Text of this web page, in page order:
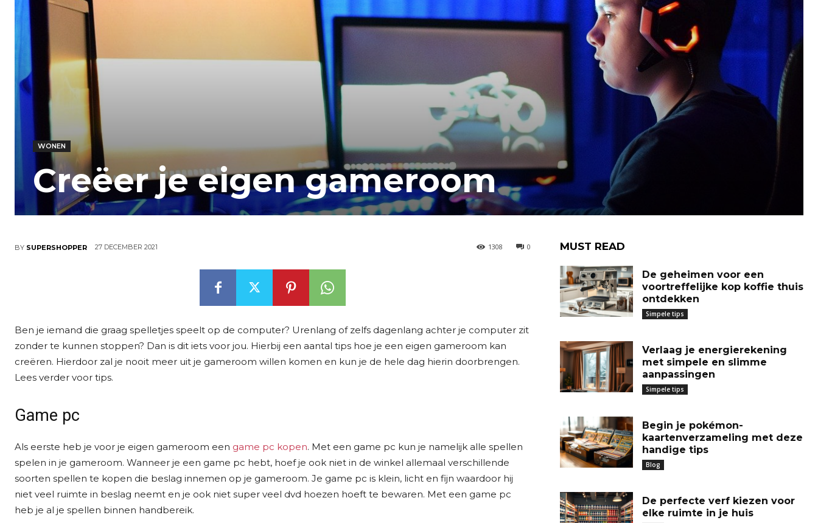
WONEN
Creëer je eigen gameroom
BY SUPERSHOPPER 27 DECEMBER 2021 0
1308
Ben je iemand die graag spelletjes speelt op de computer? Urenlang of zelfs dagenlang achter je computer zit
zonder te kunnen stoppen? Dan is dit iets voor jou. Hierbij een aantal tips hoe je een eigen gameroom kan
creëren. Hierdoor zal je nooit meer uit je gameroom willen komen en kun je de hele dag hierin doorbrengen.
Lees verder voor tips.
Game pc
Als eerste heb je voor je eigen gameroom een game pc kopen. Met een game pc kun je namelijk alle spellen
spelen in je gameroom. Wanneer je een game pc hebt, hoef je ook niet in de winkel allemaal verschillende
soorten spellen te kopen die beslag innemen op je gameroom. Je game pc is klein, licht en fijn waardoor hij
niet veel ruimte in beslag neemt en je ook niet super veel dvd hoezen hoeft te bewaren. Met een game pc
heb je al je spellen binnen handbereik.
MUST READ
De geheimen voor een
voortreffelijke kop koffie thuis
ontdekken
Simpele tips
Verlaag je energierekening
met simpele en slimme
aanpassingen
Simpele tips
Begin je pokémon-
kaartenverzameling met deze
handige tips
Blog
De perfecte verf kiezen voor
elke ruimte in je huis